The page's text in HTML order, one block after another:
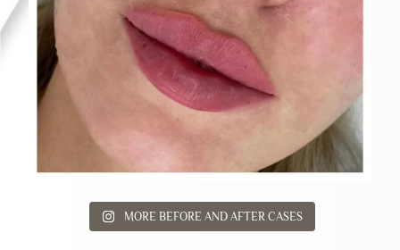
MORE BEFORE AND AFTER CASES